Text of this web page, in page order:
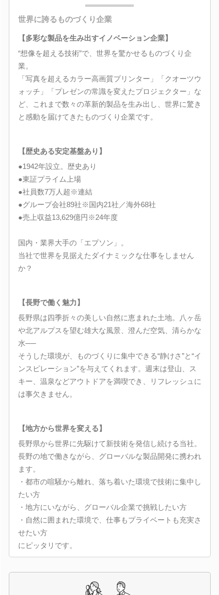
世界に誇るものづくり企業
【多彩な製品を生み出すイノベーション企業】
“想像を超える技術”で、世界を驚かせるものづくり企
業。
「写真を超えるカラー高画質プリンター」「クオーツウ
ォッチ」「プレゼンの常識を変えたプロジェクター」な
ど、これまで数々の革新的製品を生み出し、世界に驚き
と感動を届けてきたものづくり企業です。
【歴史ある安定基盤あり】
●1942年設立。歴史あり
●東証プライム上場
●社員数7万人超※連結
●グループ会社89社※国内21社／海外68社
●売上収益13,629億円※24年度
国内・業界大手の「エプソン」。
当社で世界を見据えたダイナミックな仕事をしません
か？
【長野で働く魅力】
長野県は四季折々の美しい自然に恵まれた土地。八ヶ岳
や北アルプスを望む雄大な風景、澄んだ空気、清らかな
水──
そうした環境が、ものづくりに集中できる“静けさ”と“イ
ンスピレーション”を与えてくれます。週末は登山、ス
キー、温泉などアウトドアを満喫でき、リフレッシュに
は事欠きません。
【地方から世界を変える】
長野県から世界に先駆けて新技術を発信し続ける当社。
長野の地で働きながら、グローバルな製品開発に携われ
ます。
・都市の喧騒から離れ、落ち着いた環境で技術に集中し
たい方
・地方にいながら、グローバル企業で挑戦したい方
・自然に囲まれた環境で、仕事もプライベートも充実さ
せたい方
にピッタリです。